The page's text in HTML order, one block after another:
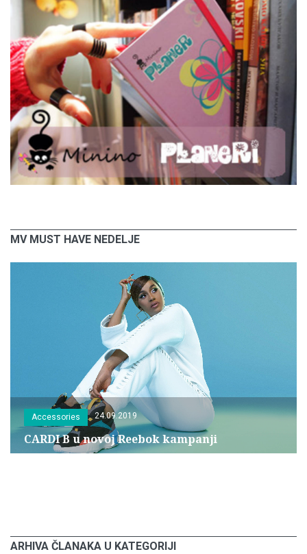
MV MUST HAVE NEDELJE
Accessories 24.09.2019
CARDI B u novoj Reebok kampanji
ARHIVA ČLANAKA U KATEGORIJI